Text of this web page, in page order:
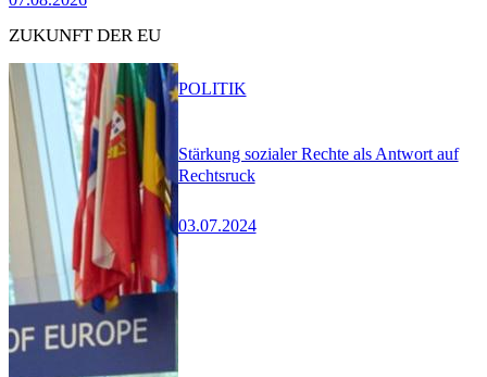
ZUKUNFT DER EU
Stärkung sozialer Rechte als Antwort auf
Rechtsruck
03.07.2024
POLITIK